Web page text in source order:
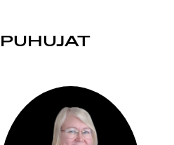
PUHUJAT